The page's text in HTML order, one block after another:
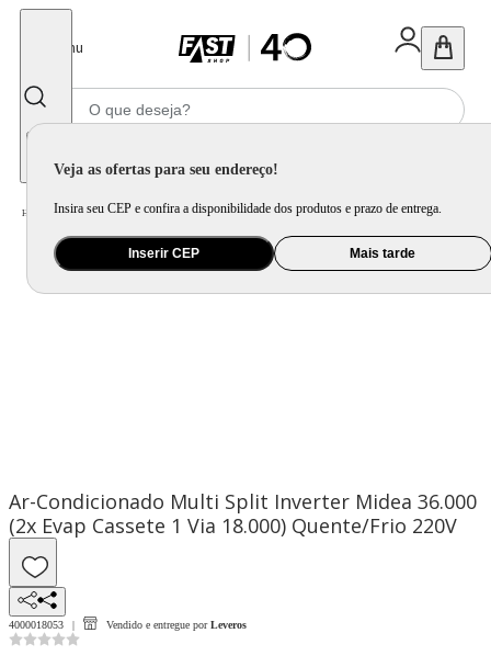
Menu
Veja as ofertas para seu endereço!
Insira seu CEP e confira a disponibilidade dos produtos e prazo de entrega.
Inserir CEP Mais tarde
Home Ar e Ventilação / Ar Condicionado
Ar-Condicionado Multi Split Inverter Midea 36.000
(2x Evap Cassete 1 Via 18.000) Quente/Frio 220V
4000018053 Vendido e entregue por Leveros